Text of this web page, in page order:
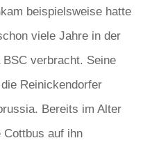
beispielsweise hatte
viele Jahre in der
verbracht. Seine
Reinickendorfer
Bereits im Alter
Cottbus auf ihn